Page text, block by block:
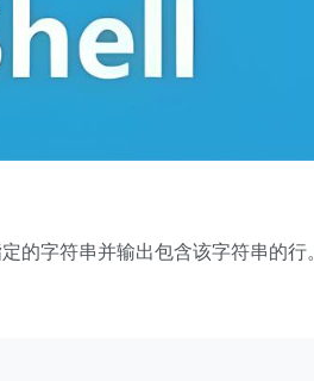
的字符串并输出包含该字符串的行。